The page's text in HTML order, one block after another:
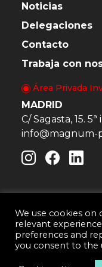
Noticias
Delegaciones
Contacto
Trabaja con
Área Privada
MADRID
C/ Sagasta, 15.
info@magnum-
Magnum &
Aviso Legal
Política de
We use cookies
relevant
preferences and
you consent to the